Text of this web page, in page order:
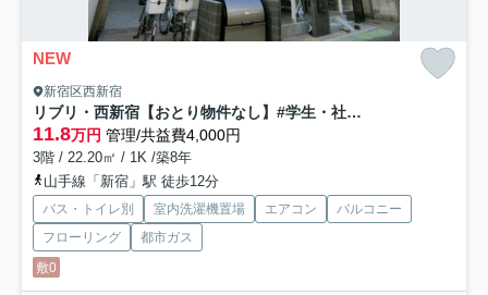
NEW
新宿区西新宿
リブリ・西新宿【おとり物件なし】#学生・社会人にオススメ！初期費用分割払いOK！
11.8万円 管理/共益費4,000円
3階 / 22.20㎡ / 1K /築8年
山手線「新宿」駅 徒歩12分
バス・トイレ別 室内洗濯機置場 エアコン
バルコニー
フローリング
都市ガス
敷0